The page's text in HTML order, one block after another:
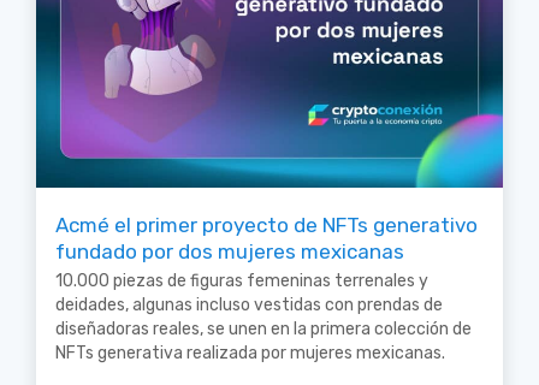
Acmé el primer proyecto de NFTs generativo
fundado por dos mujeres mexicanas
10.000 piezas de figuras femeninas terrenales y
deidades, algunas incluso vestidas con prendas de
diseñadoras reales, se unen en la primera colección de
NFTs generativa realizada por mujeres mexicanas.